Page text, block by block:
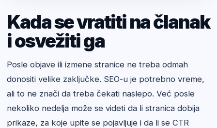
Kada se vratiti na članak
i osvežiti ga
Posle objave ili izmene stranice ne treba odmah
donositi velike zaključke. SEO-u je potrebno vreme,
ali to ne znači da treba čekati naslepo. Već posle
nekoliko nedelja može se videti da li stranica dobija
prikaze, za koje upite se pojavljuje i da li se CTR